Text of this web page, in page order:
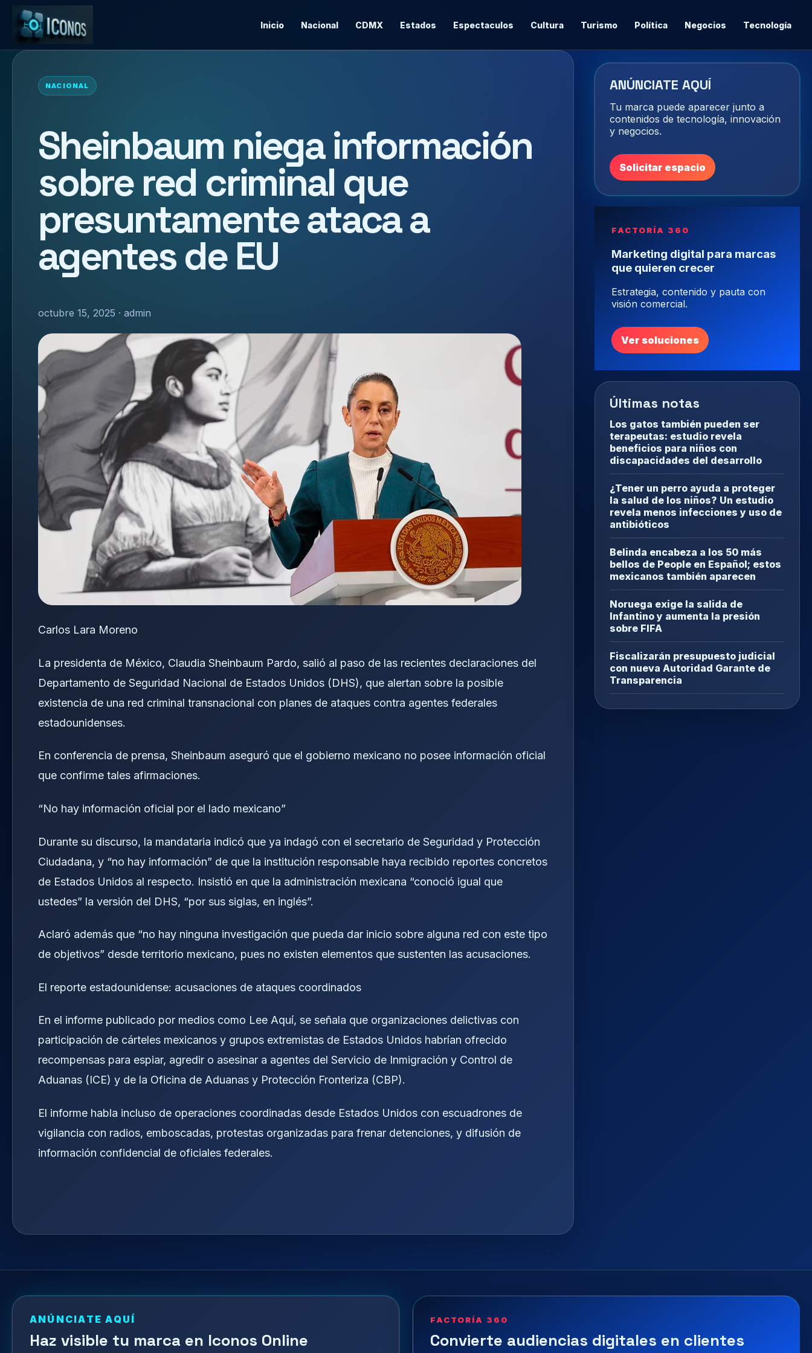
Inicio Nacional CDMX Estados Espectaculos Cultura Turismo Política Negocios Tecnología
NACIONAL
Sheinbaum niega información
sobre red criminal que
presuntamente ataca a
agentes de EU
octubre 15, 2025 · admin
Carlos Lara Moreno
La presidenta de México, Claudia Sheinbaum Pardo, salió al paso de las recientes declaraciones del
Departamento de Seguridad Nacional de Estados Unidos (DHS), que alertan sobre la posible
existencia de una red criminal transnacional con planes de ataques contra agentes federales
estadounidenses.
En conferencia de prensa, Sheinbaum aseguró que el gobierno mexicano no posee información oficial
que confirme tales afirmaciones.
“No hay información oficial por el lado mexicano”
Durante su discurso, la mandataria indicó que ya indagó con el secretario de Seguridad y Protección
Ciudadana, y “no hay información” de que la institución responsable haya recibido reportes concretos
de Estados Unidos al respecto. Insistió en que la administración mexicana “conoció igual que
ustedes” la versión del DHS, “por sus siglas, en inglés”.
Aclaró además que “no hay ninguna investigación que pueda dar inicio sobre alguna red con este tipo
de objetivos” desde territorio mexicano, pues no existen elementos que sustenten las acusaciones.
El reporte estadounidense: acusaciones de ataques coordinados
En el informe publicado por medios como Lee Aquí, se señala que organizaciones delictivas con
participación de cárteles mexicanos y grupos extremistas de Estados Unidos habrían ofrecido
recompensas para espiar, agredir o asesinar a agentes del Servicio de Inmigración y Control de
Aduanas (ICE) y de la Oficina de Aduanas y Protección Fronteriza (CBP).
El informe habla incluso de operaciones coordinadas desde Estados Unidos con escuadrones de
vigilancia con radios, emboscadas, protestas organizadas para frenar detenciones, y difusión de
información confidencial de oficiales federales.
ANÚNCIATE AQUÍ
Tu marca puede aparecer junto a
contenidos de tecnología, innovación
y negocios.
Solicitar espacio
FACTORÍA 360
Marketing digital para marcas
que quieren crecer
Estrategia, contenido y pauta con
visión comercial.
Ver soluciones
Últimas notas
Los gatos también pueden ser
terapeutas: estudio revela
beneficios para niños con
discapacidades del desarrollo
¿Tener un perro ayuda a proteger
la salud de los niños? Un estudio
revela menos infecciones y uso de
antibióticos
Belinda encabeza a los 50 más
bellos de People en Español; estos
mexicanos también aparecen
Noruega exige la salida de
Infantino y aumenta la presión
sobre FIFA
Fiscalizarán presupuesto judicial
con nueva Autoridad Garante de
Transparencia
ANÚNCIATE AQUÍ
Haz visible tu marca en Iconos Online
FACTORÍA 360
Convierte audiencias digitales en clientes